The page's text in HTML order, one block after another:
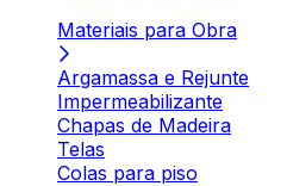
Materiais para Obra
Argamassa e Rejunte
Impermeabilizante
Chapas de Madeira
Telas
Colas para piso